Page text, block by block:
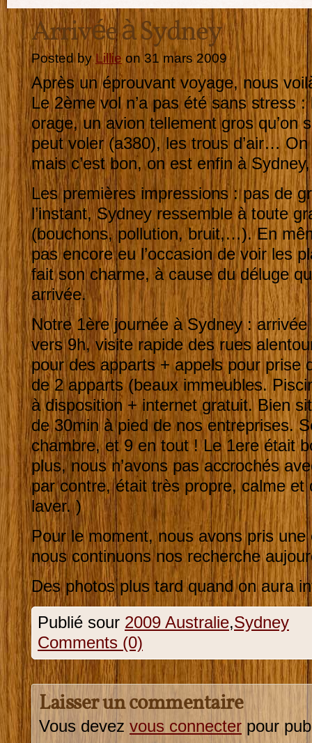
Arrivée à Sydney
Posted byLillie on 31 mars 2009
Après un éprouvant voyage, nous
Le 2ème vol n’a pas été sans stress
orage, un avion tellement gros qu’on
peut voler (a380), les trous d’air… On
mais c’est bon, on est enfin à
Les premières impressions : pas de
l’instant, Sydney ressemble à toute
(bouchons, pollution, bruit,…). En
pas encore eu l’occasion de voir les
fait son charme, à cause du déluge
arrivée.
Notre 1ère journée à Sydney : arrivée
vers 9h, visite rapide des rues
pour des apparts + appels pour prise
de 2 apparts (beaux immeubles.
à disposition + internet gratuit. Bien
de 30min à pied de nos entreprises.
chambre, et 9 en tout ! Le 1ere était
plus, nous n’avons pas accrochés
par contre, était très propre, calme et
laver. )
Pour le moment, nous avons pris
nous continuons nos recherche
Des photos plus tard quand on aura
Publié sour 2009 Australie,Sydney
Comments (0)
Laisser un commentaire
Vous devez vous connecter pour